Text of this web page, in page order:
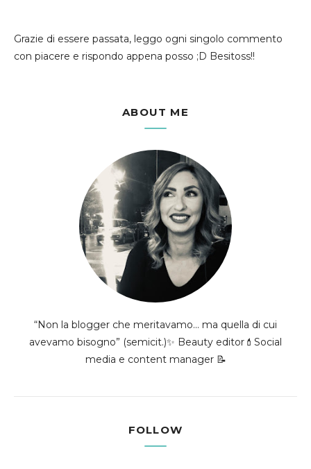
Grazie di essere passata, leggo ogni singolo commento
con piacere e rispondo appena posso ;D Besitoss!!
ABOUT ME
“Non la blogger che meritavamo... ma quella di cui
avevamo bisogno” (semicit.)✨ Beauty editor💄Social
media e content manager 📝
FOLLOW